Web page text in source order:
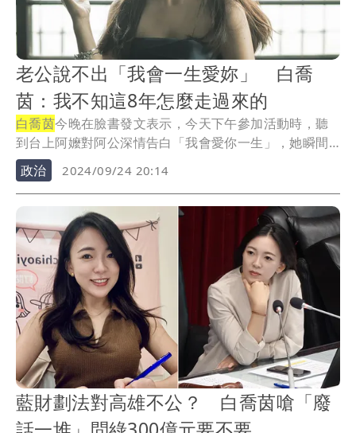
老公說不出「我會一生愛妳」 白喬
茵：我不知這8年怎麼走過來的
白喬茵今晚在臉書發文表示，今天下午參加活動時，聽
到台上阿嬤對阿公深情告白「我會愛你一生」，她瞬間
紅了...
政治 2024/09/24 20:14
藍財劃法對高雄不公？ 白喬茵嗆「廢